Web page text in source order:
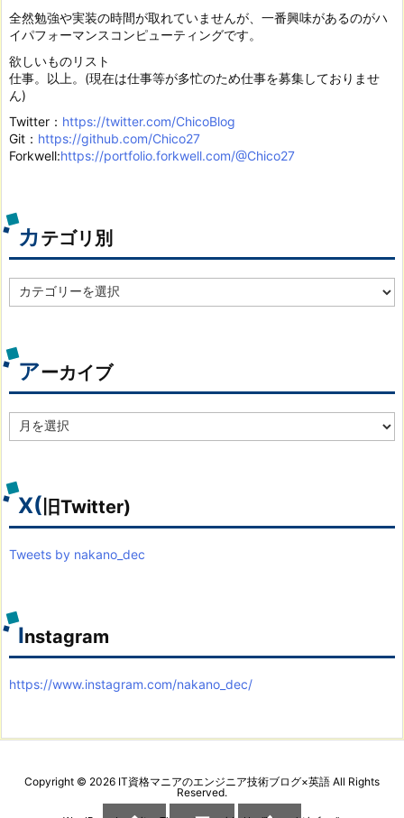
全然勉強や実装の時間が取れていませんが、一番興味があるのがハ
イパフォーマンスコンピューティングです。
欲しいものリスト
仕事。以上。(現在は仕事等が多忙のため仕事を募集しておりませ
ん)
Twitter： https://twitter.com/ChicoBlog
Git： https://github.com/Chico27
Forkwell:https://portfolio.forkwell.com/@Chico27
カテゴリ別
テ
別
アーカイブ
ー
ブ
X( 旧Twitter)
Tweets by nakano_dec
Instagram
https://www.instagram.com/nakano_dec/
Copyright © 2026 IT資格マニアのエンジニア技術ブログ×英語 All Rights
Reserved.